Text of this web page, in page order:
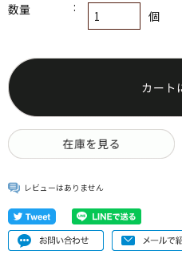
数量
個
レビューはありません